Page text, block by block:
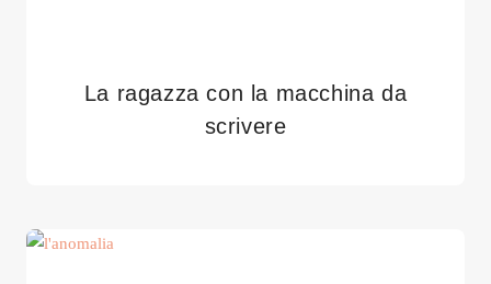
La ragazza con la macchina da
scrivere